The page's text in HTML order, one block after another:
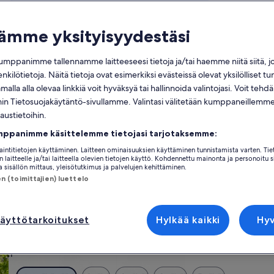
tämänhetkiset
kuukautesi
ovat
August
2026
ja
September
2026.
elokuu 2026
mamaanantai
titiistai kekeskiviikko
totorstaipeperjantai
lalauantai
susunnuntai
10 11 12 13 14 15 16
24 25 26 27 30
31
ma ti
28
jotka sopivat täydellisesti matkaasi. Olitpa sitten matkalla ison
keskuudessa, kuten vaikkapa pysäköinti ja takka. Mitä ikinä sitten
yksityisyydestäsi
tallennamme laitteeseesi tietoja ja/tai haemme niitä siitä,
Näitä tietoja ovat esimerkiksi evästeissä olevat yksilölliset
alla olevaa linkkiä voit hyväksyä tai hallinnoida valintojasi. Voit
Tietosuojakäytäntö-sivullamme. Valintasi välitetään
käsittelemme tietojasi tarjotaksemme:
käyttäminen. Laitteen ominaisuuksien käyttäminen tunnistamista varten.
laitteelle ja/tai laitteella olevien tietojen käyttö. Kohdennettu mainonta ja personoitu
sisällön mittaus, yleisötutkimus ja palvelujen kehittäminen.
(toimittajien) luettelo
Hylkää kaikki